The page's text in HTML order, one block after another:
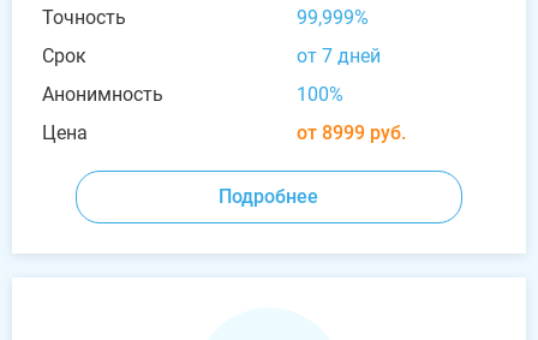
Точность
99,999%
Срок
от 7 дней
Анонимность
100%
Цена
от 8999 руб.
Подробнее